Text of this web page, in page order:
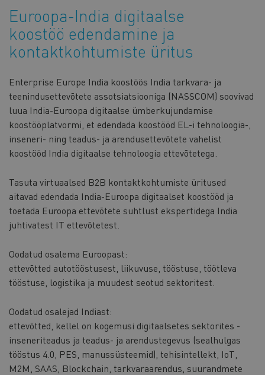
Euroopa-India digitaalse
koostöö edendamine ja
kontaktkohtumiste üritus
Enterprise Europe India koostöös India tarkvara- ja
teenindusettevõtete assotsiatsiooniga (NASSCOM) soovivad
luua India-Euroopa digitaalse ümberkujundamise
koostööplatvormi, et edendada koostööd EL-i tehnoloogia-,
inseneri- ning teadus- ja arendusettevõtete vahelist
koostööd India digitaalse tehnoloogia ettevõtetega.
Tasuta virtuaalsed B2B kontaktkohtumiste üritused
aitavad edendada India-Euroopa digitaalset koostööd ja
toetada Euroopa ettevõtete suhtlust ekspertidega India
juhtivatest IT ettevõtetest.
Oodatud osalema Euroopast:
ettevõtted autotööstusest, liikuvuse, tööstuse, töötleva
tööstuse, logistika ja muudest seotud sektoritest.
Oodatud osalejad Indiast:
ettevõtted, kellel on kogemusi digitaalsetes sektorites -
inseneriteadus ja teadus- ja arendustegevus (sealhulgas
tööstus 4.0, PES, manussüsteemid), tehisintellekt, IoT,
M2M, SAAS, Blockchain, tarkvaraarendus, suurandmete